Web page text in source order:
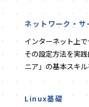
ネットワーク・サ
インターネット上で
その設定方法を実
ニア」の基本スキ
Linux基礎